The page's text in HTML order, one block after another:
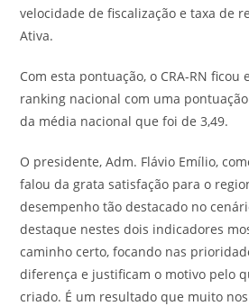
velocidade de fiscalização e taxa de
Ativa.
Com esta pontuação, o CRA-RN ficou
ranking nacional com uma
da média nacional que foi de 3,49.
O presidente, Adm. Flávio Emílio,
falou da grata satisfação para o
desempenho tão destacado no
destaque nestes dois indicadores
caminho certo, focando nas
diferença e justificam o motivo pelo
criado. É um resultado que muito